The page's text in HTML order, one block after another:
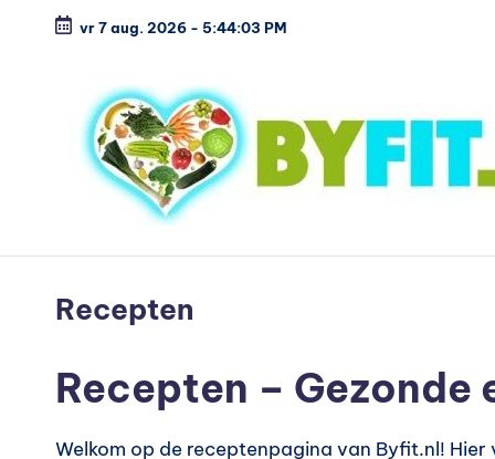
vr 7 aug. 2026 - 5:44:04 PM
B
i
l
o
koop
Recepten
Recepten – Gezonde
Welkom op de receptenpagina van Byfit.nl!